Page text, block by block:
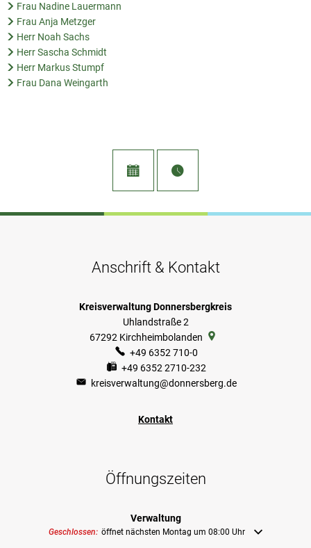
Frau Nadine Lauermann
Frau Anja Metzger
Herr Noah Sachs
Herr Sascha Schmidt
Herr Markus Stumpf
Frau Dana Weingarth
Anschrift & Kontakt
Kreisverwaltung Donnersbergkreis
Uhlandstraße 2
67292 Kirchheimbolanden
+49 6352 710-0
+49 6352 2710-232
kreisverwaltung@donnersberg.de
Kontakt
Öffnungszeiten
Verwaltung
Klicken, um weitere Öffnungs- oder Schließzeiten auszublenden
Geschlossen: öffnet nächsten Montag um 08:00 Uhr